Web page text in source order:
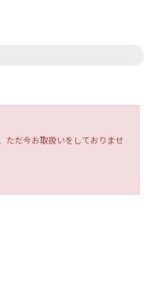
ただ今お取扱いをしておりませ